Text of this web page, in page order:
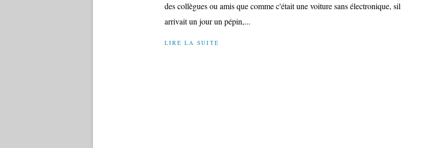
des collègues ou amis que comme c'était une voiture sans électronique, sil
arrivait un jour un pépin,...
LIRE LA SUITE